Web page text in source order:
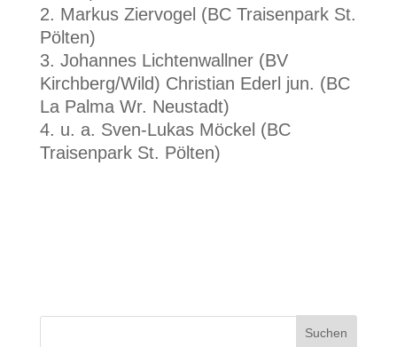
Markus Ziervogel (BC Traisenpark St.
Pölten)
Johannes Lichtenwallner (BV
Kirchberg/Wild) Christian Ederl jun. (BC
La Palma Wr. Neustadt)
u. a. Sven-Lukas Möckel (BC
Traisenpark St. Pölten)
Suchen